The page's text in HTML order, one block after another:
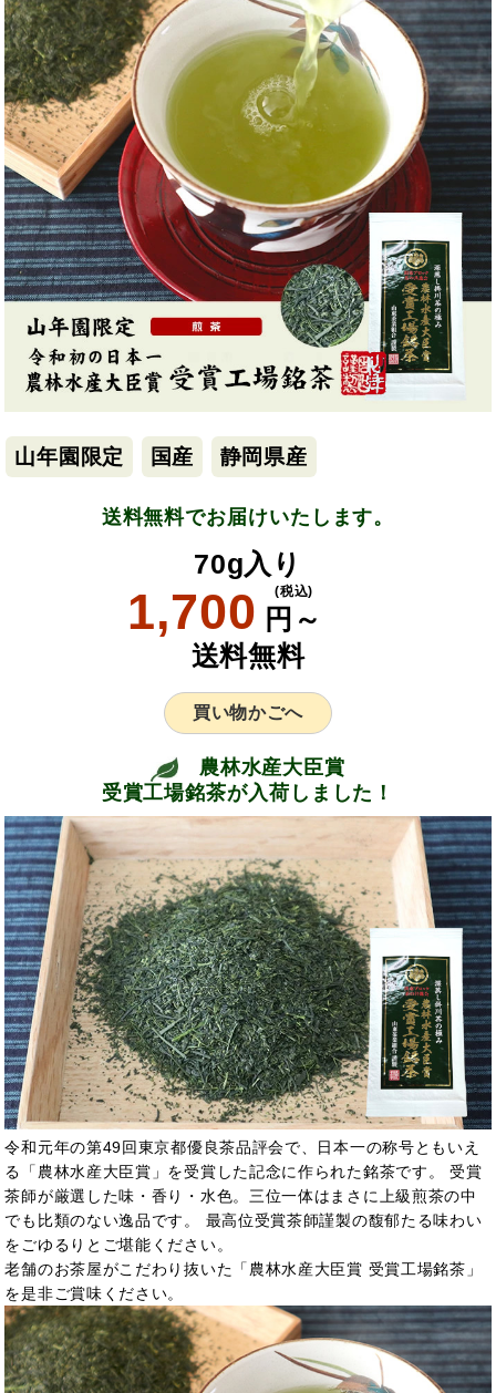
山年園限定 国産 静岡県産
送料無料でお届けいたします。
70g入り
1,700 円～
(税込)
送料無料
買い物かごへ
農林水産大臣賞
受賞工場銘茶が入荷しました！
令和元年の第49回東京都優良茶品評会で、日本一の称号ともいえ
る「農林水産大臣賞」を受賞した記念に作られた銘茶です。 受賞
茶師が厳選した味・香り・水色。三位一体はまさに上級煎茶の中
でも比類のない逸品です。 最高位受賞茶師謹製の馥郁たる味わい
をごゆるりとご堪能ください。
老舗のお茶屋がこだわり抜いた「農林水産大臣賞 受賞工場銘茶」
を是非ご賞味ください。